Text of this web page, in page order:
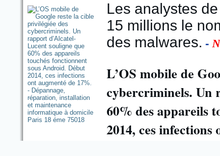
Les analystes
15 millions le
des malwares. -
L’OS mobile de
cybercriminels. Un
60% des appareils
2014, ces